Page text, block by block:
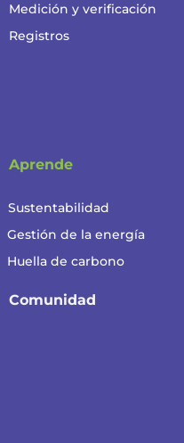
Medición y verificación
Registros
Aprende
Sustentabilidad
Gestión de la energía
Huella de carbono
Comunidad